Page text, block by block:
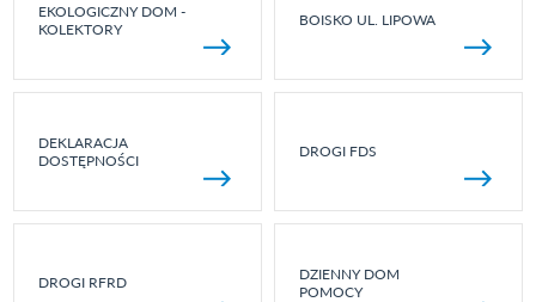
EKOLOGICZNY DOM -
KOLEKTORY
BOISKO UL. LIPOWA
DEKLARACJA
DOSTĘPNOŚCI
DROGI FDS
DROGI RFRD
DZIENNY DOM
POMOCY